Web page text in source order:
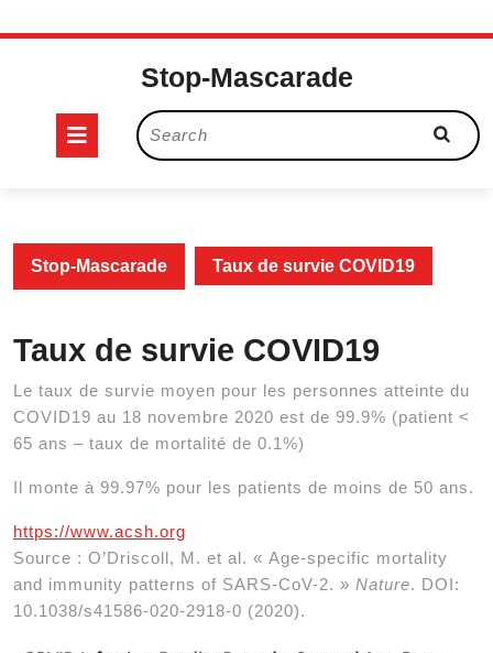
Skip
Stop-Mascarade
Open
Search
for:
Stop-Mascarade Taux de survie COVID19
Taux de survie COVID19
Le taux de survie moyen pour les personnes atteinte du
COVID19 au 18 novembre 2020 est de 99.9% (patient <
65 ans – taux de mortalité de 0.1%)
Il monte à 99.97% pour les patients de moins de 50 ans.
https://www.acsh.org
Source : O’Driscoll, M. et al. « Age-specific mortality
and immunity patterns of SARS-CoV-2. » Nature. DOI:
10.1038/s41586-020-2918-0 (2020).